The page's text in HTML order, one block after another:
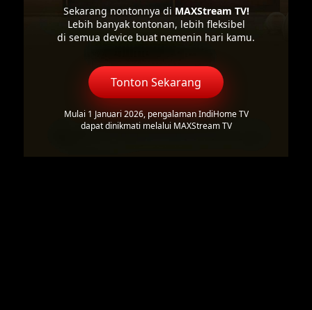
Sekarang nontonnya di MAXStream TV!
Lebih banyak tontonan, lebih fleksibel
di semua device buat nemenin hari kamu.
Tonton Sekarang
Mulai 1 Januari 2026, pengalaman IndiHome TV
dapat dinikmati melalui MAXStream TV